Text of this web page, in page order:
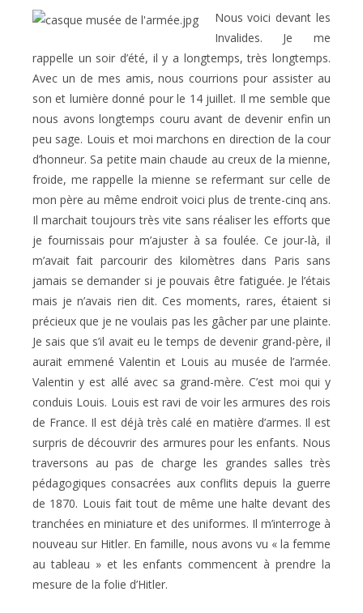
Nous voici devant les
Invalides. Je me
rappelle un soir d’été, il y a longtemps, très longtemps.
Avec un de mes amis, nous courrions pour assister au
son et lumière donné pour le 14 juillet. Il me semble que
nous avons longtemps couru avant de devenir enfin un
peu sage. Louis et moi marchons en direction de la cour
d’honneur. Sa petite main chaude au creux de la mienne,
froide, me rappelle la mienne se refermant sur celle de
mon père au même endroit voici plus de trente-cinq ans.
Il marchait toujours très vite sans réaliser les efforts que
je fournissais pour m’ajuster à sa foulée. Ce jour-là, il
m’avait fait parcourir des kilomètres dans Paris sans
jamais se demander si je pouvais être fatiguée. Je l’étais
mais je n’avais rien dit. Ces moments, rares, étaient si
précieux que je ne voulais pas les gâcher par une plainte.
Je sais que s’il avait eu le temps de devenir grand-père, il
aurait emmené Valentin et Louis au musée de l’armée.
Valentin y est allé avec sa grand-mère. C’est moi qui y
conduis Louis. Louis est ravi de voir les armures des rois
de France. Il est déjà très calé en matière d’armes. Il est
surpris de découvrir des armures pour les enfants. Nous
traversons au pas de charge les grandes salles très
pédagogiques consacrées aux conflits depuis la guerre
de 1870. Louis fait tout de même une halte devant des
tranchées en miniature et des uniformes. Il m’interroge à
nouveau sur Hitler. En famille, nous avons vu « la femme
au tableau » et les enfants commencent à prendre la
mesure de la folie d’Hitler.